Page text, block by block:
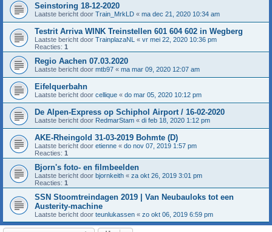
Seinstoring 18-12-2020
Laatste bericht door Train_MrkLD « ma dec 21, 2020 10:34 am
Testrit Arriva WINK Treinstellen 601 604 602 in Wegberg
Laatste bericht door TrainplazaNL « vr mei 22, 2020 10:36 pm
Reacties: 1
Regio Aachen 07.03.2020
Laatste bericht door mtb97 « ma mar 09, 2020 12:07 am
Eifelquerbahn
Laatste bericht door cellique « do mar 05, 2020 10:12 pm
De Alpen-Express op Schiphol Airport / 16-02-2020
Laatste bericht door RedmarStam « di feb 18, 2020 1:12 pm
AKE-Rheingold 31-03-2019 Bohmte (D)
Laatste bericht door etienne « do nov 07, 2019 1:57 pm
Reacties: 1
Bjorn's foto- en filmbeelden
Laatste bericht door bjornkeith « za okt 26, 2019 3:01 pm
Reacties: 1
SSN Stoomtreindagen 2019 | Van Neubauloks tot een
Austerity-machine
Laatste bericht door teunlukassen « zo okt 06, 2019 6:59 pm